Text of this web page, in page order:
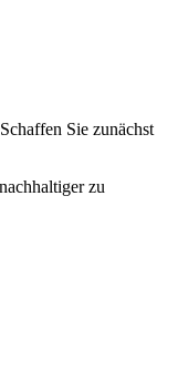
Sie zunächst
zu